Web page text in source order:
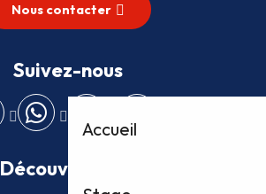
Accueil
Nous contacter
Suivez-nous
Découvrez plus